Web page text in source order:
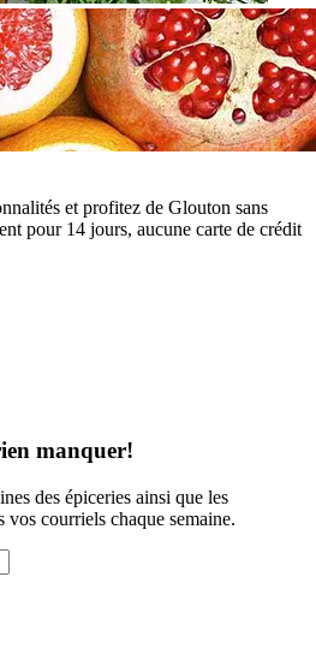
et profitez de Glouton sans
pour 14 jours, aucune carte de crédit
manquer!
des épiceries ainsi que les
vos courriels chaque semaine.